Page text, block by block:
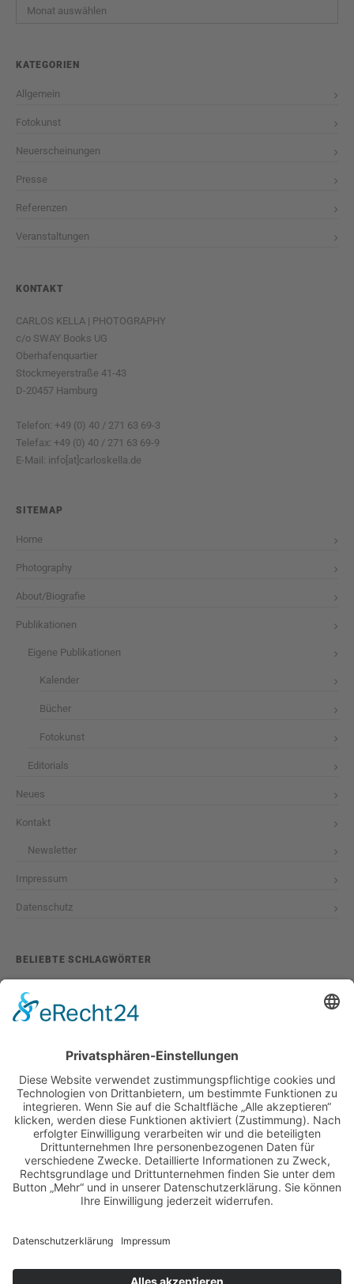
Archiv
KATEGORIEN
Allgemein
Fotokunst
Neuerscheinungen
Presse
Referenzen
Veranstaltungen
KONTAKT
CARLOS KELLA | PHOTOGRAPHY
c/o SWAY Books UG
Oberhafenquartier
Stockmeyerstraße 41-43
D-20457 Hamburg
Telefon: +49 (0) 40 / 271 63 69-3
Telefax: +49 (0) 40 / 271 63 69-9
E-Mail: info[at]carloskella.de
SITEMAP
Home
Photography
About/Biografie
Publikationen
Eigene Publikationen
Kalender
Bücher
Fotokunst
Editorials
Neues
Kontakt
Newsletter
Impressum
Datenschutz
BELIEBTE SCHLAGWÖRTER
burlesque cuba special
girls & legendary us-cars kalender golden oldies
helge thomsen kalender kalender 2021 kalender 2022
kalender releaseparty livestream magazin modern pin-up
monatskalender neuerscheinungen oberhafen oldtimer
oldtimertreffen paula walks peter lemke
pin-up modelcontest print-magazin referenzen
schwarz-weiß fotografie street magazine sway books
tüv hanse gmbh us-cars
veranstaltungen weihnachten weihnachtsfeier